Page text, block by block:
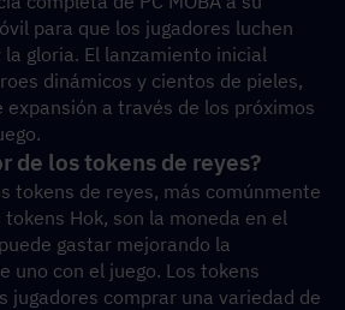
para que los jugadores luchen
la gloria. El lanzamiento inicial
dinámicos y cientos de pieles,
expansión a través de los próximos
de los tokens de reyes?
tokens de reyes, más comúnmente
Hok, son la moneda en el
gastar mejorando la
uno con el juego. Los tokens
jugadores comprar una variedad de